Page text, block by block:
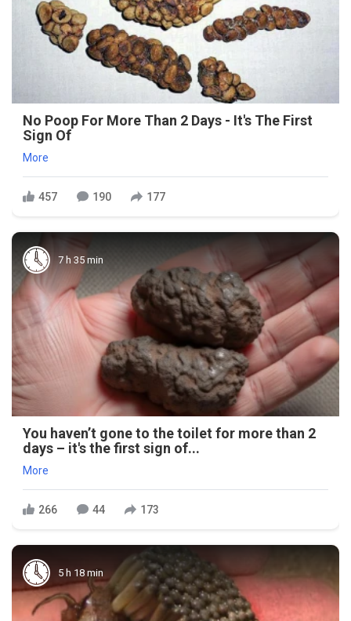
No Poop For More Than 2 Days - It's The First
Sign Of
More
457 190 177
7 h 35 min
You haven’t gone to the toilet for more than 2
days – it's the first sign of...
More
266 44 173
5 h 18 min